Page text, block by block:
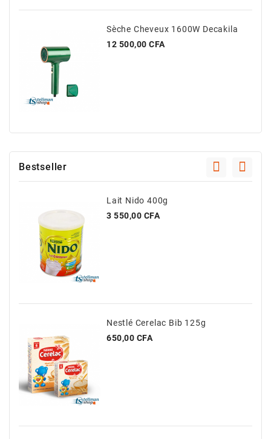
Sèche Cheveux 1600W Decakila
Prix
12 500,00 CFA
Bestseller
Lait Nido 400g
Prix
3 550,00 CFA
Nestlé Cerelac Bib 125g
Prix
650,00 CFA